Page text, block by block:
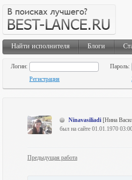
Найти исполнителя Блоги
Логин:
Пароль:
Регистрация
Ninavasiliadi [Нина
был на сайте 01.01.1970
Предыдущая работа